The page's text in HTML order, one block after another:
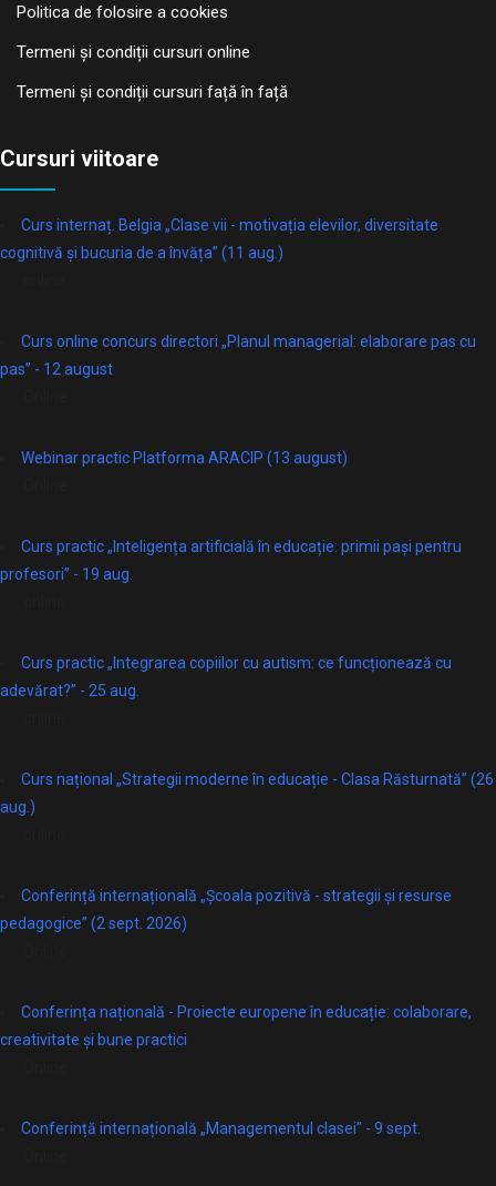
Politica de folosire a cookies
Termeni și condiții cursuri online
Termeni și condiții cursuri față în față
Cursuri viitoare
Curs internaț. Belgia „Clase vii - motivația elevilor, diversitate
cognitivă și bucuria de a învăța” (11 aug.)
Curs online concurs directori „Planul managerial: elaborare pas cu
pas” - 12 august
Webinar practic Platforma ARACIP (13 august)
Curs practic „Inteligența artificială în educație: primii pași pentru
profesori” - 19 aug.
Curs practic „Integrarea copiilor cu autism: ce funcționează cu
adevărat?” - 25 aug.
Curs național „Strategii moderne în educație - Clasa Răsturnată” (26
aug.)
Conferință internațională „Școala pozitivă - strategii și resurse
pedagogice” (2 sept. 2026)
Conferința națională - Proiecte europene în educație: colaborare,
creativitate și bune practici
Conferință internațională „Managementul clasei” - 9 sept.